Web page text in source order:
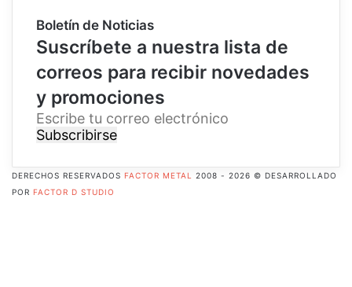
Boletín de Noticias
Suscríbete a nuestra lista de
correos para recibir novedades
y promociones
E
s
r
i
b
DERECHOS RESERVADOS FACTOR METAL
2008 - 2026 © DESARROLLADO
POR FACTOR D STUDIO